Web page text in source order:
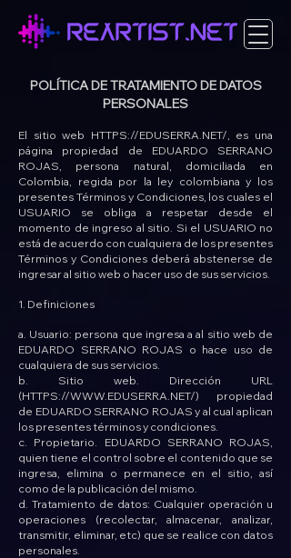
POLÍTICA DE TRATAMIENTO DE DATOS
PERSONALES
El sitio web HTTPS://EDUSERRA.NET/, es una
página propiedad de EDUARDO SERRANO
ROJAS, persona natural, domiciliada en
Colombia, regida por la ley colombiana y los
presentes Términos y Condiciones, los cuales el
USUARIO se obliga a respetar desde el
momento de ingreso al sitio. Si el USUARIO no
está de acuerdo con cualquiera de los presentes
Términos y Condiciones deberá abstenerse de
ingresar al sitio web o hacer uso de sus servicios.
1. Definiciones
a. Usuario: persona que ingresa a al sitio web de
EDUARDO SERRANO ROJAS o hace uso de
cualquiera de sus servicios.
b. Sitio web. Dirección URL
(HTTPS://WWW.EDUSERRA.NET/) propiedad
de EDUARDO SERRANO ROJAS y al cual aplican
los presentes términos y condiciones.
c. Propietario. EDUARDO SERRANO ROJAS,
quien tiene el control sobre el contenido que se
ingresa, elimina o permanece en el sitio, así
como de la publicación del mismo.
d. Tratamiento de datos: Cualquier operación u
operaciones (recolectar, almacenar, analizar,
transmitir, eliminar, etc) que se realice con datos
personales.